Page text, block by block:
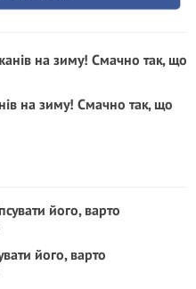
на зиму! Смачно так, що
його, варто